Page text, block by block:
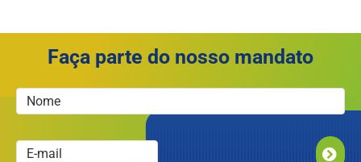
Faça parte do nosso mandato
ENVIAR